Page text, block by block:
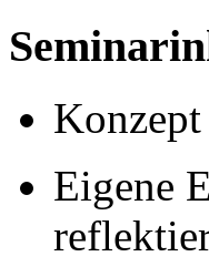
Eigene